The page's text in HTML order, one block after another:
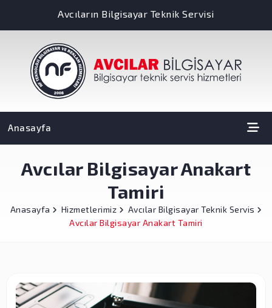
Avcıların Bilgisayar Teknik Servisi
Anasayfa
Avcılar Bilgisayar Anakart
Tamiri
Anasayfa Hizmetlerimiz
Avcılar Bilgisayar Teknik Servis
Avcılar Bilgisayar Anakart Tamiri